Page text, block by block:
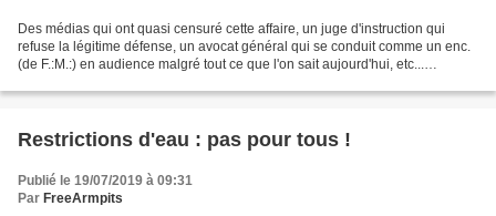
Des médias qui ont quasi censuré cette affaire, un juge d'instruction qui
refuse la légitime défense, un avocat général qui se conduit comme un enc.
(de F.:M.:) en audience malgré tout ce que l'on sait aujourd'hui, etc...
Restrictions d'eau : pas pour tous !
Publié le 19/07/2019 à 09:31
Par FreeArmpits